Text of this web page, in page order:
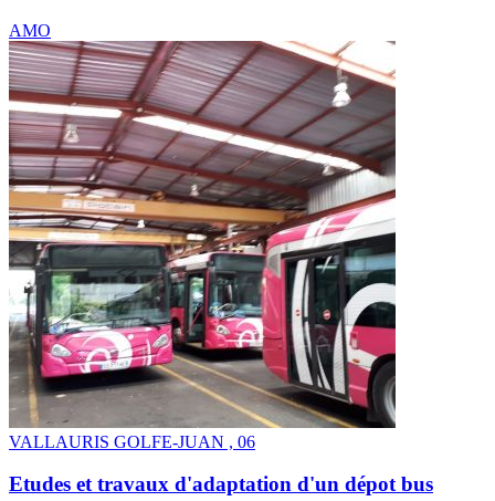
AMO
VALLAURIS GOLFE-JUAN , 06
Etudes et travaux d'adaptation d'un dépot bus